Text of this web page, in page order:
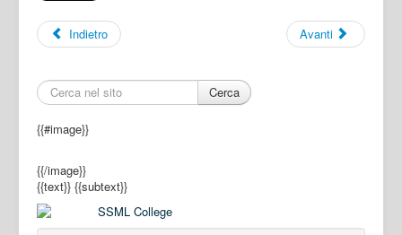
Indietro Avanti
Cerca
{{#image}}
{{/image}}
{{text}} {{subtext}}